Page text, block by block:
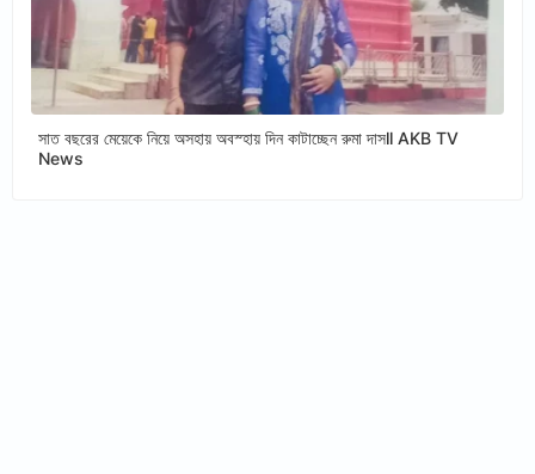
সাত বছরের মেয়েকে নিয়ে অসহায় অবস্হায় দিন কাটাচ্ছেন রুমা দাসll AKB TV
News